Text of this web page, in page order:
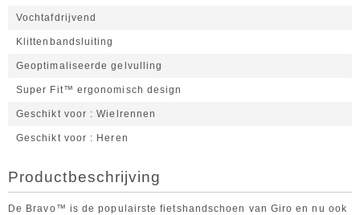
Vochtafdrijvend
Klittenbandsluiting
Geoptimaliseerde gelvulling
Super Fit™ ergonomisch design
Geschikt voor Wielrennen
Geschikt voor Heren
Productbeschrijving
De Bravo™ is de populairste fietshandschoen van Giro en nu ook